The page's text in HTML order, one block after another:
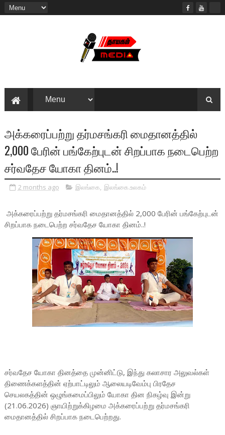
அக்கரைப்பற்று தர்மசங்கரி மைதானத்தில்
2,000 பேரின் பங்கேற்புடன் சிறப்பாக நடைபெற்ற
சர்வதேச யோகா தினம்..!
2 months ago இலங்கை, இலங்கை.உலகம்
அக்கரைப்பற்று தர்மசங்கரி மைதானத்தில் 2,000 பேரின் பங்கேற்புடன்
சிறப்பாக நடைபெற்ற சர்வதேச யோகா தினம்..!
சர்வதேச யோகா தினத்தை முன்னிட்டு, இந்து கலாசார அலுவல்கள்
திணைக்களத்தின் ஏற்பாட்டிலும் ஆலையடிவேம்பு பிரதேச
செயலகத்தின் ஒழுங்கமைப்பிலும் யோகா தின நிகழ்வு இன்று
(21.06.2026) ஞாயிற்றுக்கிழமை அக்கரைப்பற்று தர்மசங்கரி
மைதானத்தில் சிறப்பாக நடைபெற்றது.